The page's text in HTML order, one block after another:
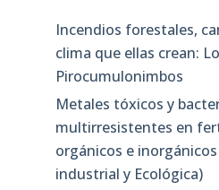
Incendios forestales,
clima que ellas crean:
Pirocumulonimbos
Metales tóxicos y
multirresistentes en
orgánicos e
industrial y Ecológica)